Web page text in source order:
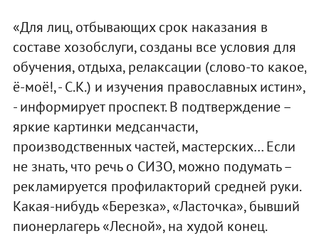
«Для лиц, отбывающих срок наказания в
составе хозобслуги, созданы все условия для
обучения, отдыха, релаксации (слово-то какое,
ё-моё!, - С.К.) и изучения православных истин»,
- информирует проспект. В подтверждение –
яркие картинки медсанчасти,
производственных частей, мастерских… Если
не знать, что речь о СИЗО, можно подумать –
рекламируется профилакторий средней руки.
Какая-нибудь «Березка», «Ласточка», бывший
пионерлагерь «Лесной», на худой конец.